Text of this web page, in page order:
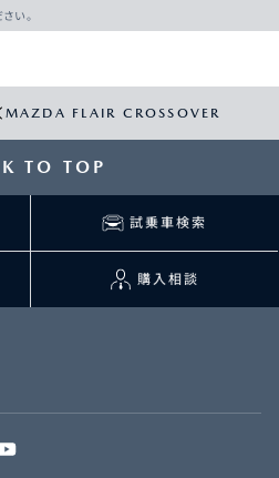
い。
MAZDA FLAIR CROSSOVER
TO TOP
試乗車検索
購入相談